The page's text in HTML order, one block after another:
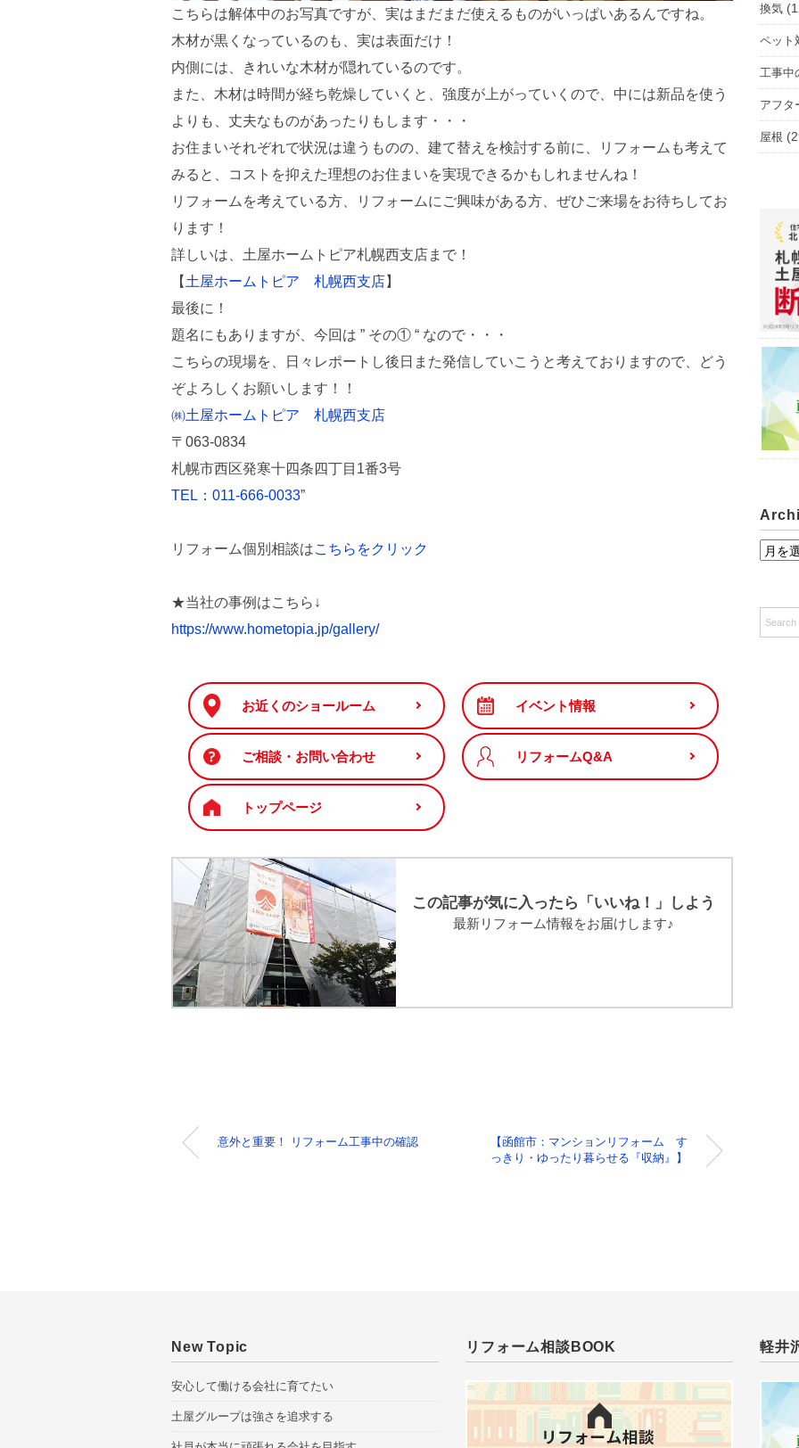
こちらは解体中のお写真ですが、実はまだまだ使えるものがいっぱいあるんですね。
木材が黒くなっているのも、実は表面だけ！
内側には、きれいな木材が隠れているのです。
また、木材は時間が経ち乾燥していくと、強度が上がっていくので、中には新品を使う
よりも、丈夫なものがあったりもします・・・
お住まいそれぞれで状況は違うものの、建て替えを検討する前に、リフォームも考えて
みると、コストを抑えた理想のお住まいを実現できるかもしれませんね！
リフォームを考えている方、リフォームにご興味がある方、ぜひご来場をお待ちしてお
ります！
詳しいは、土屋ホームトピア札幌西支店まで！
【 土屋ホームトピア 札幌西支店】
最後に！
題名にもありますが、今回は ” その① “ なので・・・
こちらの現場を、日々レポートし後日また発信していこうと考えておりますので、どう
ぞよろしくお願いします！！
㈱土屋ホームトピア 札幌西支店
〒 063-0834
札幌市西区発寒十四条四丁目 1番3号
TEL：011-666-0033”
リフォーム個別相談はこちらをクリック
★当社の事例はこちら↓
https://www.hometopia.jp/gallery/
お近くのショールーム イベント情報
ご相談・お問い合わせ リフォームQ&A
トップページ
この記事が気に入ったら「いいね！」しよう
最新リフォーム情報をお届けします♪
意外と重要！ リフォーム工事中の確認
【函館市：マンションリフォーム す
っきり・ゆったり暮らせる『収納』】
換気
ペット
工事中
アフタ
屋根
A
h
New Topic
安心して働ける会社に育てたい
土屋グループは強さを追求する
リフォーム相談BOOK 軽井